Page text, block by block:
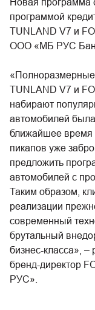
программой
TUNLAND V7 и
ООО «МБ РУС
TUNLAND V7 и
набирают
автомобилей
ближайшее время
пикапов уже
предложить
автомобилей с
Таким образом,
реализации
современный
брутальный
бизнес-класса», –
бренд-директор